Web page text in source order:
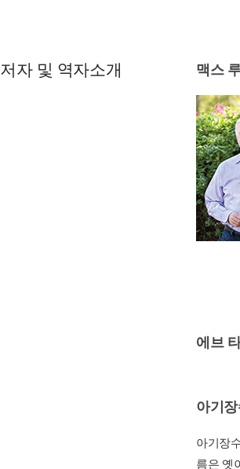
저자 및 역자소개 맥스
에브
아기
아기장
름은 옛